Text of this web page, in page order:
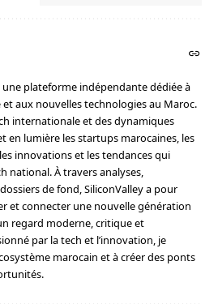
une plateforme indépendante dédiée à
aux nouvelles technologies au Maroc.
internationale et des dynamiques
en lumière les startups marocaines, les
innovations et les tendances qui
national. À travers analyses,
de fond, SiliconValley a pour
et connecter une nouvelle génération
regard moderne, critique et
par la tech et l’innovation, je
marocain et à créer des ponts